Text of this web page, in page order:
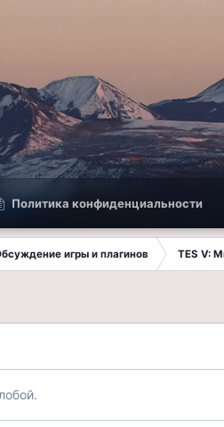
Политика конфиденциальности
игры и плагинов TES V: